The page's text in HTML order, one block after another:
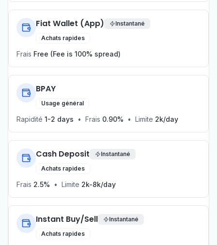
Fiat Wallet (App)
Instantané
Achats rapides
Frais Free (Fee is 100% spread)
BPAY
Usage général
Rapidité 1-2 days • Frais 0.90% • Limite 2k/day
Cash Deposit
Instantané
Achats rapides
Frais 2.5% • Limite 2k-8k/day
Instant Buy/Sell
Instantané
Achats rapides